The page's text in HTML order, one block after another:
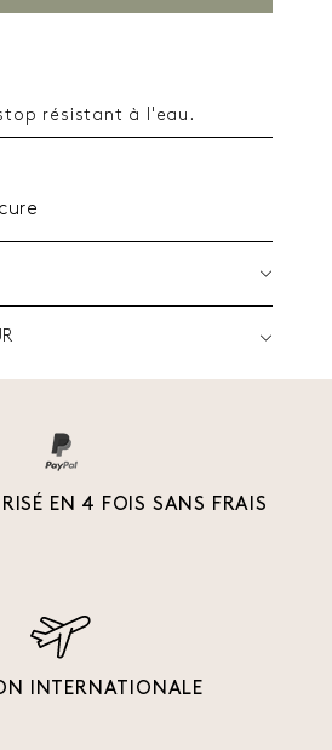
résistant à l'eau.
EN 4 FOIS SANS FRAIS
INTERNATIONALE